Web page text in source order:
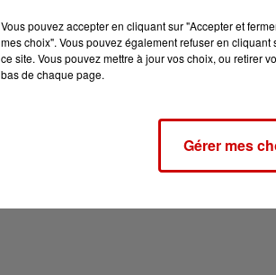
Vous pouvez accepter en cliquant sur "Accepter et
mes choix". Vous pouvez également refuser en
ce site. Vous pouvez mettre à jour vos choix, ou retirer
bas de chaque page.
Gérer mes